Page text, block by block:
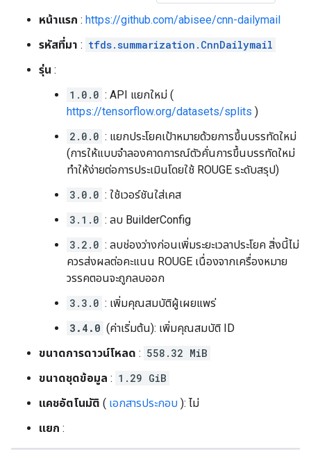
หน้าแรก : https://github.com/abisee/cnn-dailymail
รหัสที่มา : tfds.summarization.CnnDailymail
รุ่น :
1.0.0 : API แยกใหม่ (
https://tensorflow.org/datasets/splits )
2.0.0 : แยกประโยคเป้าหมายด้วยการขึ้นบรรทัดใหม่
(การให้แบบจำลองคาดการณ์ตัวคั่นการขึ้นบรรทัดใหม่
ทำให้ง่ายต่อการประเมินโดยใช้ ROUGE ระดับสรุป)
3.0.0 : ใช้เวอร์ชันใส่เคส
3.1.0 : ลบ BuilderConfig
3.2.0 : ลบช่องว่างก่อนเพิ่มระยะเวลาประโยค สิ่งนี้ไม่
ควรส่งผลต่อคะแนน ROUGE เนื่องจากเครื่องหมาย
วรรคตอนจะถูกลบออก
3.3.0 : เพิ่มคุณสมบัติผู้เผยแพร่
3.4.0 (ค่าเริ่มต้น): เพิ่มคุณสมบัติ ID
ขนาดการดาวน์โหลด : 558.32 MiB
ขนาดชุดข้อมูล : 1.29 GiB
แคชอัตโนมัติ ( เอกสารประกอบ ): ไม่
แยก :